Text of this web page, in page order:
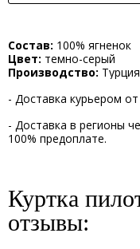
Состав: 100% ягненок
Цвет: темно-серый
Производство: Турция
- Доставка курьером
- Доставка в регионы
100% предоплате.
Куртка
отзывы: